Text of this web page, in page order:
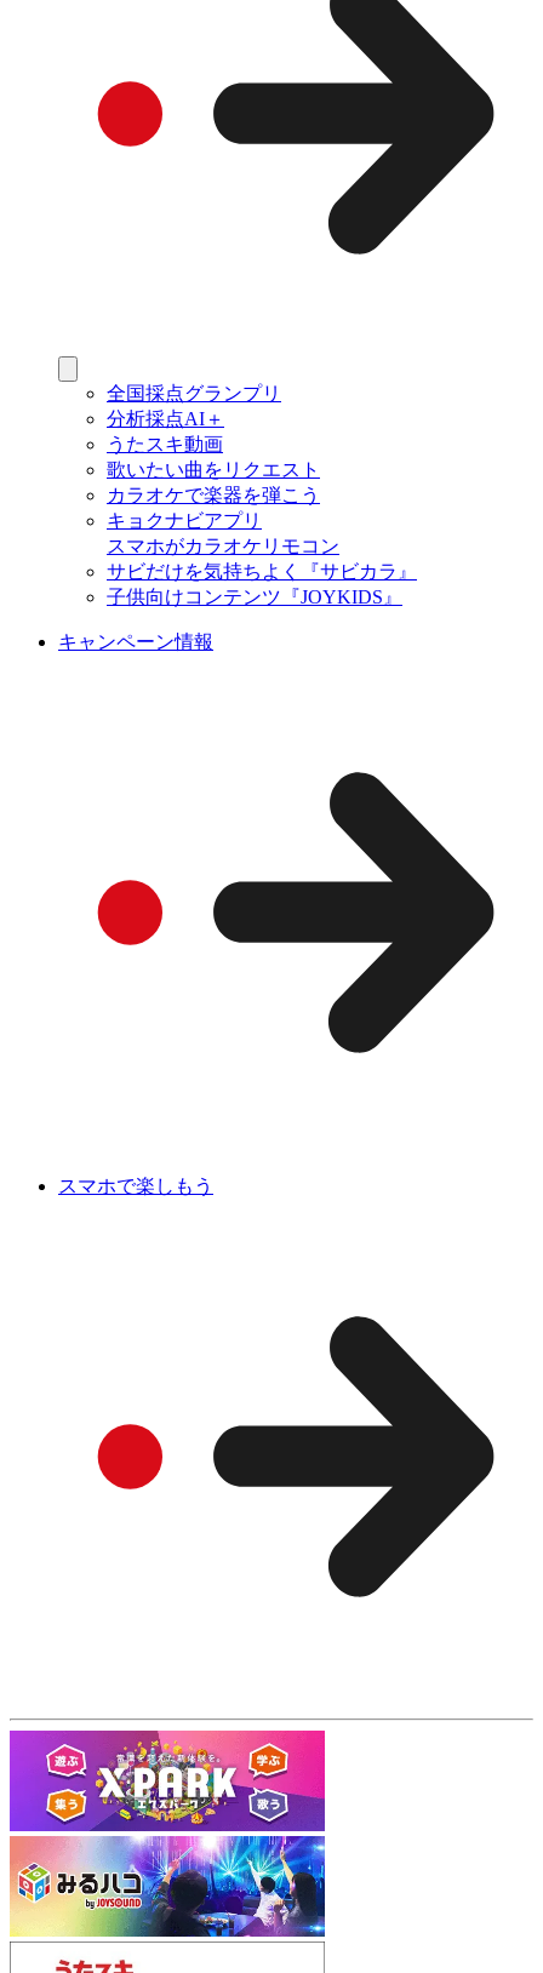
全国採点グランプリ
分析採点AI＋
うたスキ動画
歌いたい曲をリクエスト
カラオケで楽器を弾こう
キョクナビアプリ
スマホがカラオケリモコン
サビだけを気持ちよく『サビカラ』
子供向けコンテンツ『JOYKIDS』
キャンペーン情報
スマホで楽しもう